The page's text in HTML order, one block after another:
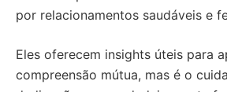
por relacionamentos saudáveis e
Eles oferecem insights úteis para
compreensão mútua, mas é o